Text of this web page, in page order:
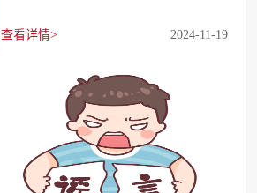
查看详情> 2024-11-19